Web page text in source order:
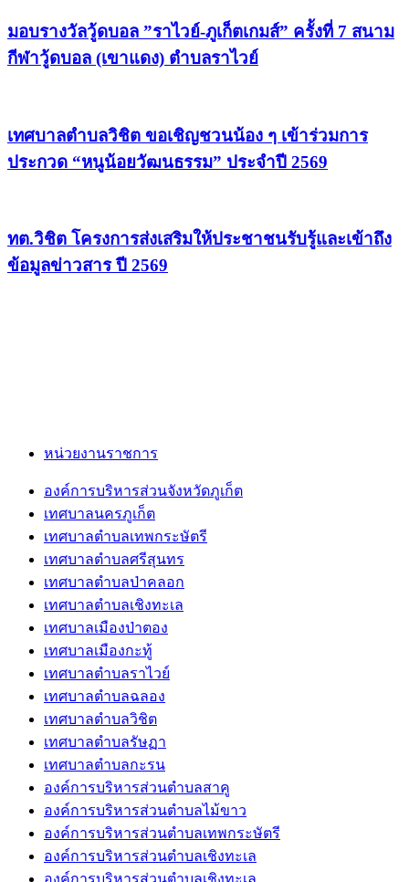
มอบรางวัลวู้ดบอล ”ราไวย์-ภูเก็ตเกมส์” ครั้งที่ 7 สนาม
กีฬาวู้ดบอล (เขาแดง) ตำบลราไวย์
เทศบาลตำบลวิชิต ขอเชิญชวนน้อง ๆ เข้าร่วมการ
ประกวด “หนูน้อยวัฒนธรรม” ประจำปี 2569
ทต.วิชิต โครงการส่งเสริมให้ประชาชนรับรู้และเข้าถึง
ข้อมูลข่าวสาร ปี 2569
หน่วยงานราชการ
องค์การบริหารส่วนจังหวัดภูเก็ต
เทศบาลนครภูเก็ต
เทศบาลตำบลเทพกระษัตรี
เทศบาลตำบลศรีสุนทร
เทศบาลตำบลป่าคลอก
เทศบาลตำบลเชิงทะเล
เทศบาลเมืองป่าตอง
เทศบาลเมืองกะทู้
เทศบาลตำบลราไวย์
เทศบาลตำบลฉลอง
เทศบาลตำบลวิชิต
เทศบาลตำบลรัษฏา
เทศบาลตำบลกะรน
องค์การบริหารส่วนตำบลสาคู
องค์การบริหารส่วนตำบลไม้ขาว
องค์การบริหารส่วนตำบลเทพกระษัตรี
องค์การบริหารส่วนตำบลเชิงทะเล
องค์การบริหารส่วนตำบลเชิงทะเล